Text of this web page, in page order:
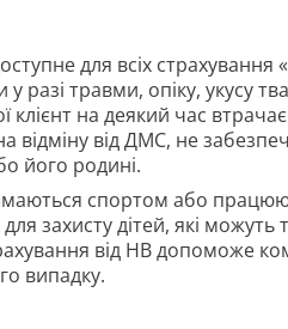
для всіх страхування
разі травми, опіку, укусу
клієнт на деякий час
від ДМС, не
його родині.
спортом або
захисту дітей, які можуть
від НВ допоможе
випадку.